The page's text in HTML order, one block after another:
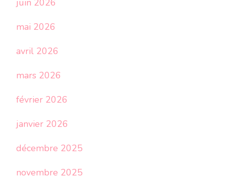
juin 2026
mai 2026
avril 2026
mars 2026
février 2026
janvier 2026
décembre 2025
novembre 2025